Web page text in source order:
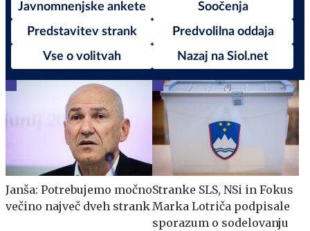
Javnomnenjske ankete
Soočenja
Predstavitev strank
Predvolilna oddaja
Vse o volitvah
Nazaj na Siol.net
Janša: Potrebujemo močno
večino največ dveh strank
Stranke SLS, NSi in Fokus
Marka Lotriča podpisale
sporazum o sodelovanju